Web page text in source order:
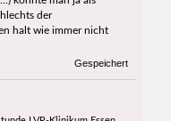
der
halt wie immer nicht
Gespeichert